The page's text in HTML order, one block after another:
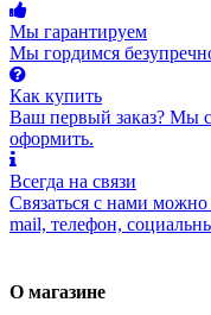
Мы гарантируем
Мы гордимся
Как купить
Ваш первый заказ? Мы
оформить.
Всегда на связи
Связаться с нами
mail, телефон,
О магазине